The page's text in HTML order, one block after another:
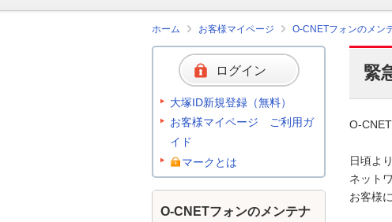
ホーム お客様マイページ O-CNETフォンのメン
緊
O-
日頃よ
ネット
お客様
ログイン
大塚ID新規登録（無料）
お客様マイページ ご利用ガ
イド
マークとは
O-CNETフォンのメンテナ